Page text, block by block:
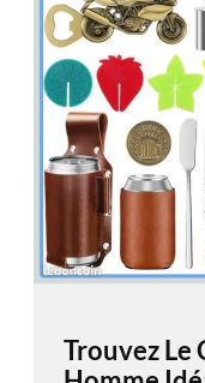
Trouvez Le